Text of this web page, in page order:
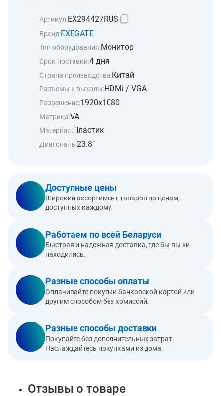
Артикул:EX294427RUS
Бренд:EXEGATE
Тип оборудования:Монитор
Срок поставки:4 дня
Страна производства:Китай
Разъемы и выходы:HDMi / VGA
Разрешение:1920x1080
Матрица:VA
Материал:Пластик
Диагональ:23.8"
Доступные цены
Широкий ассортимент товаров по ценам,
доступных каждому.
Работаем по всей Беларуси
Быстрая и надежная доставка, где бы вы ни
находились.
Разные способы оплаты
Оплачивайте покупки банковской картой или
другим способом без комиссий.
Разные способы доставки
Покупайте без дополнительных затрат.
Наслаждайтесь покупками из дома.
Отзывы о товаре